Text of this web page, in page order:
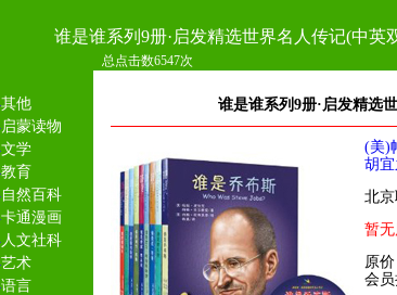
谁是谁系列9册·启发精选世界名人传记(中英
总点击数6547次
其他
启蒙读物
文学
教育
自然百科
卡通漫画
人文社科
艺术
语言
谁是谁系列9册·启发精选
(美)
胡宜
北京
暂
原
会